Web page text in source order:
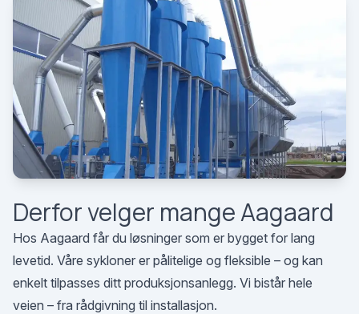
Derfor velger mange Aagaard
Hos Aagaard får du løsninger som er bygget for lang
levetid. Våre sykloner er pålitelige og fleksible – og kan
enkelt tilpasses ditt produksjonsanlegg. Vi bistår hele
veien – fra rådgivning til installasjon.